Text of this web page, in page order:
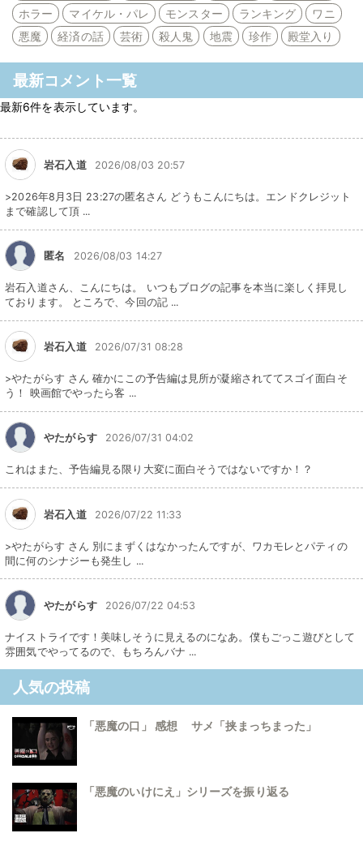
ホラー マイケル・パレ モンスター ランキング
ワニ
悪魔
経済の話 芸術 殺人鬼 地震 珍作 殿堂入り
最新コメント一覧
最新6件を表示しています。
岩石入道 2026/08/03 20:57
>2026年8月3日 23:27の匿名さん どうもこんにちは。エンドクレジット
まで確認して頂 ...
匿名 2026/08/03 14:27
岩石入道さん、こんにちは。 いつもブログの記事を本当に楽しく拝見し
ております。 ところで、今回の記 ...
岩石入道 2026/07/31 08:28
>やたがらす さん 確かにこの予告編は見所が凝縮されててスゴイ面白そ
う！ 映画館でやったら客 ...
やたがらす 2026/07/31 04:02
これはまた、予告編見る限り大変に面白そうではないですか！？
岩石入道 2026/07/22 11:33
>やたがらす さん 別にまずくはなかったんですが、ワカモレとパティの
間に何のシナジーも発生し ...
やたがらす 2026/07/22 04:53
ナイストライです！美味しそうに見えるのになあ。僕もごっこ遊びとして
雰囲気でやってるので、もちろんバナ ...
人気の投稿
「悪魔の口」 感想 サメ「挟まっちまった」
「悪魔のいけにえ」シリーズを振り返る